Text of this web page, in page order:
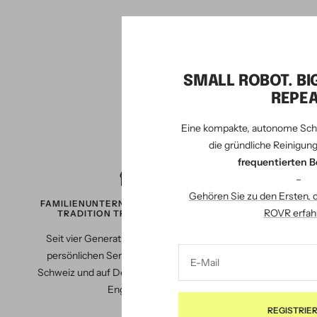
SMALL ROBOT.
Eine kompakte, autonome
die gründliche
frequentierten
–
Gehören Sie zu den Ersten,
ROVR
E-Mail
FAMILIENUNTERNEHMEN SEIT 1924 -
TRADITION TRIFFT MODERNE
Seit vier Generationen stehen wir für
persönlichen Service - in der ganzen
Schweiz und auf Deutsch, Französisch &
Englisch.
was
genau auf